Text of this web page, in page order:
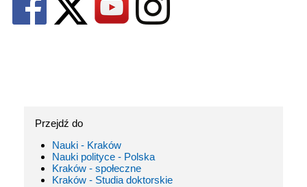
Przejdź do
Nauki - Kraków
Nauki polityce - Polska
Kraków - społeczne
Kraków - Studia doktorskie